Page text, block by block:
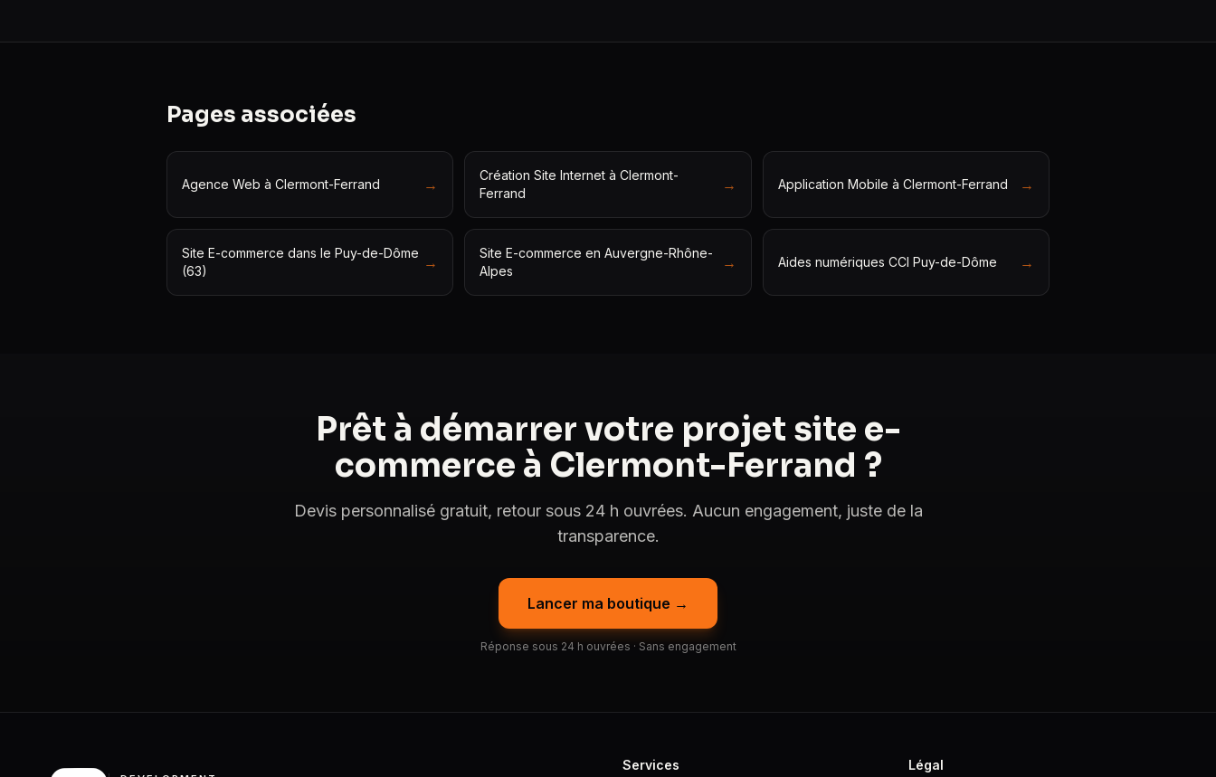
Pages associées
Agence Web à Clermont-Ferrand →
Création Site Internet à Clermont-
Ferrand
→ Application Mobile à Clermont-Ferrand →
Site E-commerce dans le Puy-de-Dôme
(63)
→
Site E-commerce en Auvergne-Rhône-
Alpes
→ Aides numériques CCI Puy-de-Dôme →
Prêt à démarrer votre projet site e-
commerce à Clermont-Ferrand ?
Devis personnalisé gratuit, retour sous 24 h ouvrées. Aucun engagement, juste de la
transparence.
Lancer ma boutique →
Réponse sous 24 h ouvrées · Sans engagement
Services Légal